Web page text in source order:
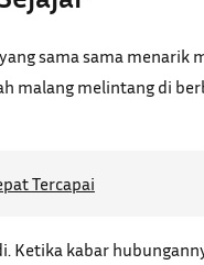
sama sama
malang melintang di
Tercapai
kabar